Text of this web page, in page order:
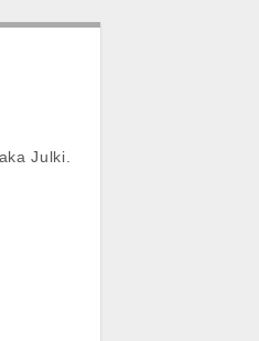
Julki.